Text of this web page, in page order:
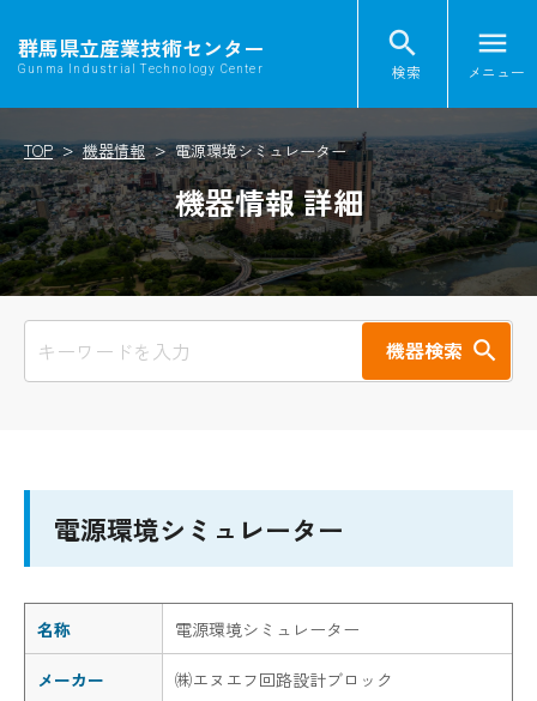
群馬県立産業技術センター
Gunma Industrial Technology Center
search
検索
menu
メニュー
TOP 機器情報 電源環境シミュレーター
機器情報 詳細
機器検索
電源環境シミュレーター
名称 電源環境シミュレーター
メーカー ㈱エヌエフ回路設計ブロック